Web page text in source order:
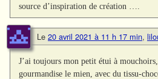
source d’inspiration de création ….
Le 20 avril 2021 à 11 h 17 min,
J’ai toujours mon petit étui à
gourmandise le mien, avec du tissu-